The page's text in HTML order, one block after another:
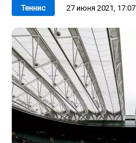
Теннис 27 июня 2021, 17:07